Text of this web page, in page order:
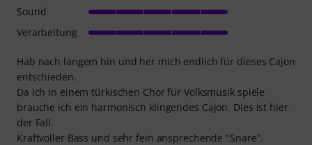
Hab nach langem hin und her mich endlich für dieses Cajon
entschieden.
Da ich in einem türkischen Chor für Volksmusik spiele
brauche ich ein harmonisch klingendes Cajon. Dies ist hier
der Fall.
Kraftvoller Bass und sehr fein ansprechende "Snare".
Sound
Verarbeitung